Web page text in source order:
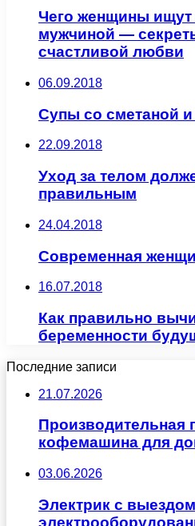
Чего женщины ищут
мужчиной —
счастливой любви
06.09.2018
Супы со сметаной
22.09.2018
Уход за телом
правильным
24.04.2018
Современная
16.07.2018
Как правильно
беременности
Последние записи
21.07.2026
Производительная
кофемашина для
03.06.2026
Электрик с